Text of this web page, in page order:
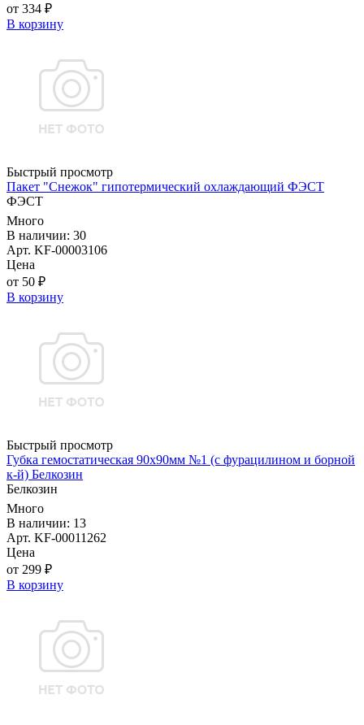
от 334 ₽
В корзину
Быстрый просмотр
Пакет "Снежок" гипотермический охлаждающий ФЭСТ
ФЭСТ
Много
В наличии: 30
Арт. KF-00003106
Цена
от 50 ₽
В корзину
Быстрый просмотр
Губка гемостатическая 90х90мм №1 (с фурацилином и борной
к-й) Белкозин
Белкозин
Много
В наличии: 13
Арт. KF-00011262
Цена
от 299 ₽
В корзину